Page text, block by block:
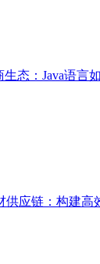
态：Java语言
供应链：构建高